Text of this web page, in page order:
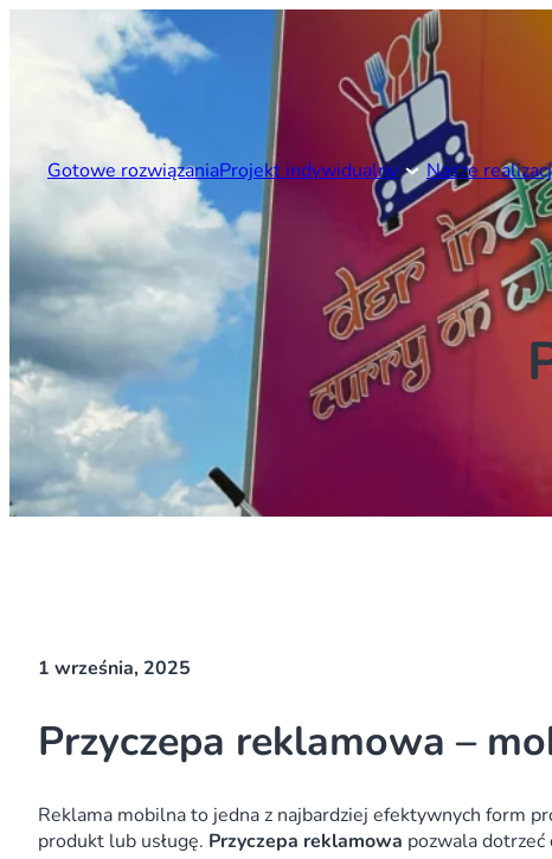
Gotowe rozwiązaniaProjekt indywidualny Nasze
1 września, 2025
Przyczepa reklamowa –
Reklama mobilna to jedna z najbardziej efektywnych form
produkt lub usługę. Przyczepa reklamowa pozwala dotrzeć